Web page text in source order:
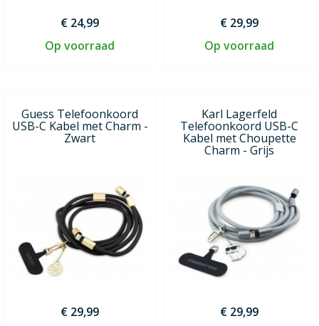
€ 24,99
Op voorraad
€ 29,99
Op voorraad
Guess Telefoonkoord
USB-C Kabel met Charm -
Zwart
€ 29,99
Karl Lagerfeld
Telefoonkoord USB-C
Kabel met Choupette
Charm - Grijs
€ 29,99